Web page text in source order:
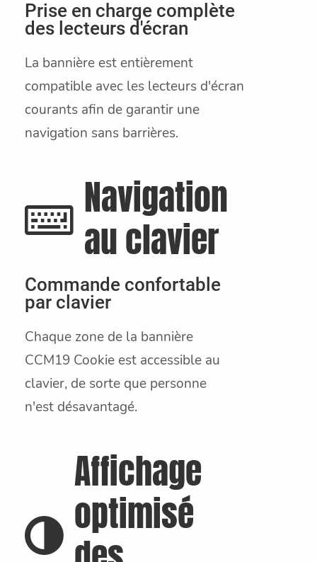
Prise en charge complète
des lecteurs d'écran
La bannière est entièrement
compatible avec les lecteurs d'écran
courants afin de garantir une
navigation sans barrières.
Navigation
au clavier
Commande confortable
par clavier
Chaque zone de la bannière
CCM19 Cookie est accessible au
clavier, de sorte que personne
n'est désavantagé.
Affichage
optimisé